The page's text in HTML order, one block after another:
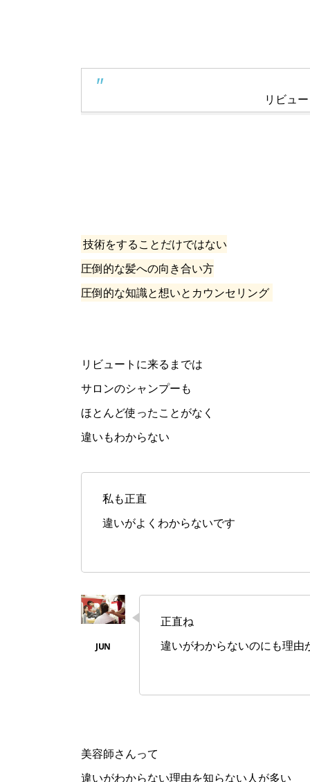
リビュ
技術をすることだけではない
圧倒的な髪への向き合い方
圧倒的な知識と想いとカウンセリング
リビュートに来るまでは
サロンのシャンプーも
ほとんど使ったことがなく
違いもわからない
私も正直
違いがよくわからないです
正直ね
違いがわからないのにも理由
美容師さんって
違いがわからない理由を知らない人が多い